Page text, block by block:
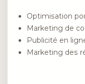
Optimisation
Marketing de
Publicité en
Marketing des